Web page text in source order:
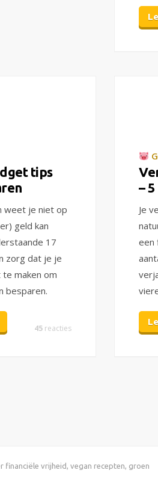
tips
weet je niet op
geld kan
17
zorg dat je je
maken om
besparen.
45 reacties
–
Je
een
financiële vrijheid, vegan recepten, groen